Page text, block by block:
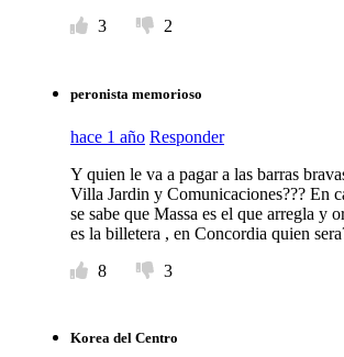
3
2
peronista memorioso
hace 1 año Responder
Y quien le va a pagar a las barras
Villa Jardin y Comunicaciones??? En
se sabe que Massa es el que arregla y
es la billetera , en Concordia quien
8
3
Korea del Centro